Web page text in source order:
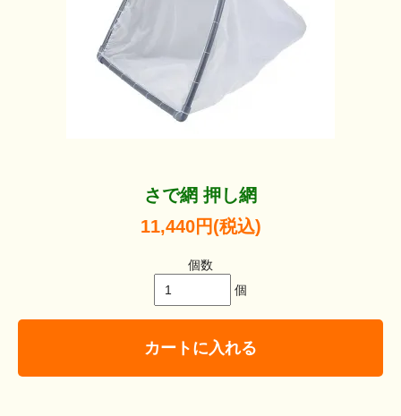
さで網 押し網
11,440円(税込)
個数
個
カートに入れる